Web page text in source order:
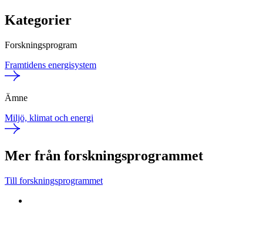
Kategorier
Forskningsprogram
Framtidens energisystem
Ämne
Miljö, klimat och energi
Mer från forskningsprogrammet
Till forskningsprogrammet